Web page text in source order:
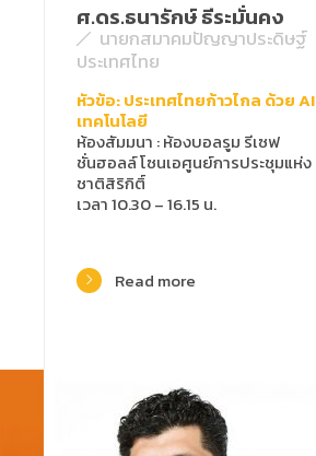
ศ.ดร.ธนารักษ์ ธีระมั่นคง
นายกสมาคมปัญญาประดิษฐ์
ประเทศไทย
หัวข้อ: ประเทศไทยก้าวไกล ด้วย AI
เทคโนโลยี
ห้องสัมมนา :ห้องบอลรูม รีเซฟ
ชั่นฮอลล์ โซนเอศูนย์การประชุมแห่ง
ชาติสิริกิติ์
เวลา 10.30 – 16.15 น.
Read more